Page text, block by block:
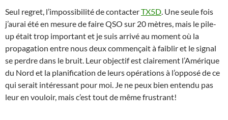
Seul regret, l’impossibilité de contacterTX5D. Une seule fois
j’aurai été en mesure de faire QSO sur 20 mètres, mais le pile-
up était trop important et je suis arrivé au moment où la
propagation entre nous deux commençait à faiblir et le signal
se perdre dans le bruit. Leur objectif est clairement l’Amérique
du Nord et la planification de leurs opérations à l’opposé de ce
qui serait intéressant pour moi. Je ne peux bien entendu pas
leur en vouloir, mais c’est tout de même frustrant!